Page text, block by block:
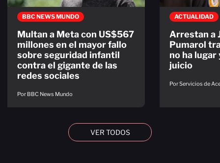
BBC NEWS MUNDO
Multan a Meta con US$567
millones en el mayor fallo
sobre seguridad infantil
contra el gigante de las
redes sociales
Por BBC News Mundo
ACTUALIDAD
Arrestan a
Pumarol
no ha lugar
juicio
Por Servicios de
VER TODOS